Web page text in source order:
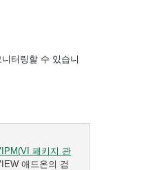
터링할 수 있습니
패키지 관
애드온의 검